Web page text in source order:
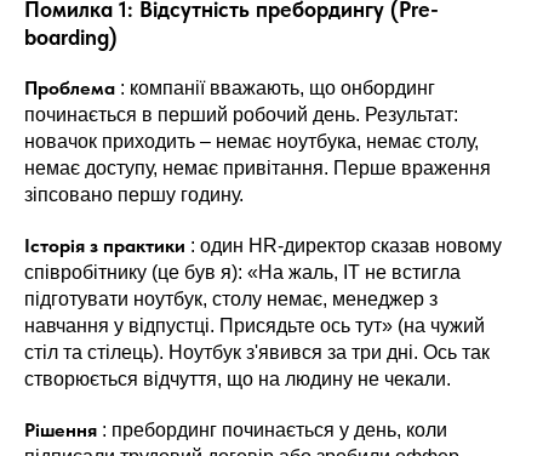
Помилка 1: Відсутність пребордингу (Pre-
boarding)
Проблема : компанії вважають, що онбординг
починається в перший робочий день. Результат:
новачок приходить – немає ноутбука, немає столу,
немає доступу, немає привітання. Перше враження
зіпсовано першу годину.
Історія з практики : один HR-директор сказав новому
співробітнику (це був я): «На жаль, IT не встигла
підготувати ноутбук, столу немає, менеджер з
навчання у відпустці. Присядьте ось тут» (на чужий
стіл та стілець). Ноутбук з'явився за три дні. Ось так
створюється відчуття, що на людину не чекали.
Рішення : пребординг починається у день, коли